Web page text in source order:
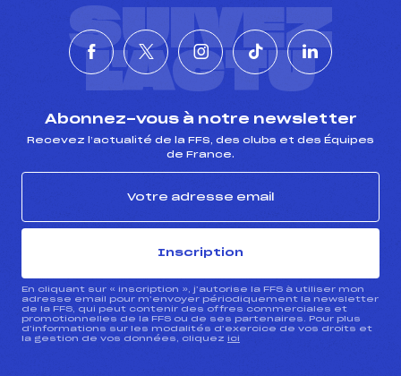
SUIVEZ
L'ACTU
Abonnez-vous à notre newsletter
Recevez l’actualité de la FFS, des clubs et des Équipes
de France.
Inscription
En cliquant sur « inscription », j’autorise la FFS à utiliser mon
adresse email pour m’envoyer périodiquement la newsletter
de la FFS, qui peut contenir des offres commerciales et
promotionnelles de la FFS ou de ses partenaires. Pour plus
d’informations sur les modalités d’exercice de vos droits et
la gestion de vos données, cliquez ici